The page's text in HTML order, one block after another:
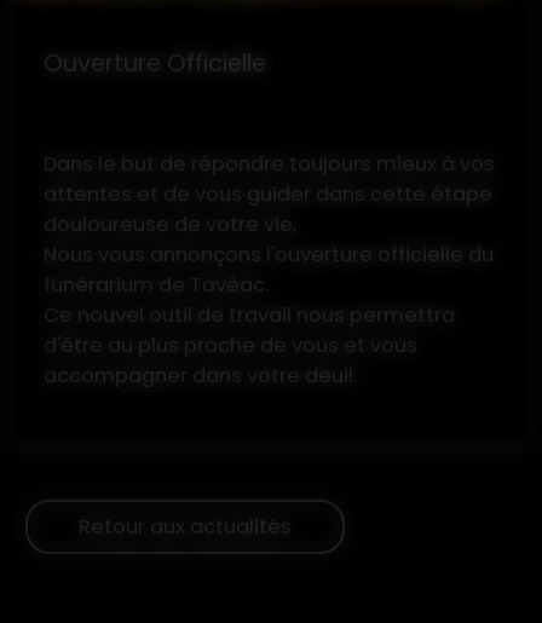
Ouverture Officielle
Dans le but de répondre toujours mieux à vos
attentes et de vous guider dans cette étape
douloureuse de votre vie,
Nous vous annonçons l'ouverture officielle du
funérarium de Tavéac.
Ce nouvel outil de travail nous permettra
d'être au plus proche de vous et vous
accompagner dans votre deuil.
Retour aux actualités